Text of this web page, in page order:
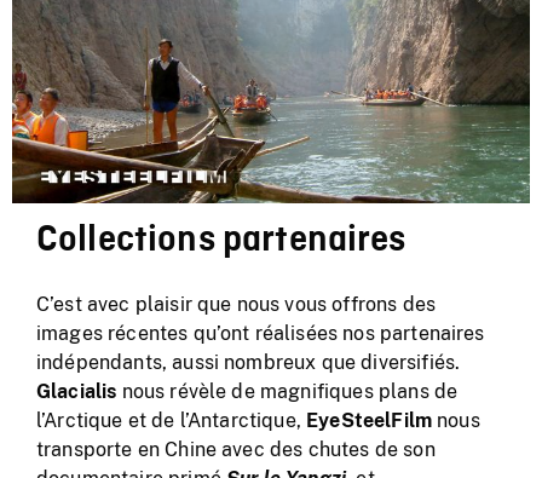
Collections partenaires
C’est avec plaisir que nous vous offrons des
images récentes qu’ont réalisées nos partenaires
indépendants, aussi nombreux que diversifiés.
Glacialis nous révèle de magnifiques plans de
l’Arctique et de l’Antarctique, EyeSteelFilm nous
transporte en Chine avec des chutes de son